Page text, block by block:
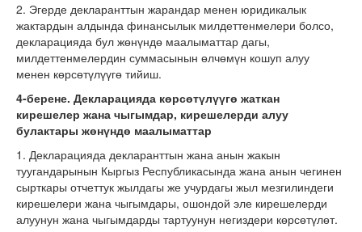
2. Эгерде декларанттын жарандар менен юридикалык
жактардын алдында финансылык милдеттенмелери болсо,
декларацияда бул жөнүндө маалыматтар дагы,
милдеттенмелердин суммасынын өлчөмүн кошуп алуу
менен көрсөтүлүүгө тийиш.
4-берене. Декларацияда көрсөтүлүүгө жаткан
кирешелер жана чыгымдар, кирешелерди алуу
булактары жөнүндө маалыматтар
1. Декларацияда декларанттын жана анын жакын
туугандарынын Кыргыз Республикасында жана анын чегинен
сырткары отчеттук жылдагы же учурдагы жыл мезгилиндеги
кирешелери жана чыгымдары, ошондой эле кирешелерди
алуунун жана чыгымдарды тартуунун негиздери көрсөтүлөт.